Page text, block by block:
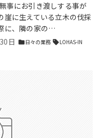
事にお引き渡しする事が
崖に生えている立木の伐採
に、隣の家の…
日 folder日々の業務 sellLOHAS-IN